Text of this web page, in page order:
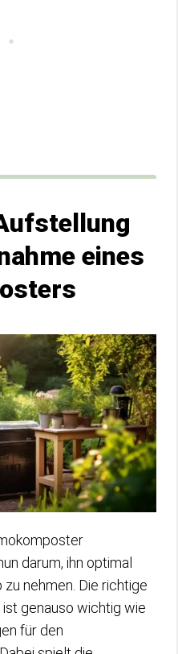
eines
darum, ihn optimal
nehmen. Die richtige
genauso wichtig wie
für den